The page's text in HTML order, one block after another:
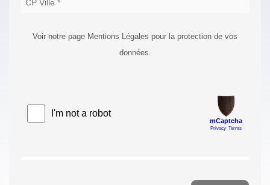
Voir notre page Mentions Légales pour la protection de vos
données.